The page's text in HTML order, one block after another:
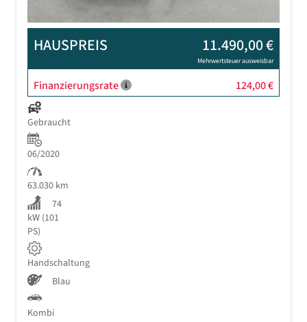
HAUSPREIS 11.490,00 €
Mehrwertsteuer ausweisbar
Finanzierungsrate 124,00 €
Gebraucht
06/2020
63.030 km
74
kW (101
PS)
Handschaltung
Blau
Kombi